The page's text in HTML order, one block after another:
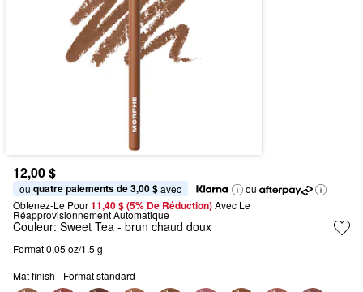
12,00 $
ou quatre paiements de 3,00 $ avec
ou
Obtenez-Le Pour11,40 $ (5% De Réduction) Avec Le
Réapprovisionnement Automatique
Couleur: Sweet Tea - brun chaud doux
Format 0.05 oz/1.5 g
Mat finish - Format standard